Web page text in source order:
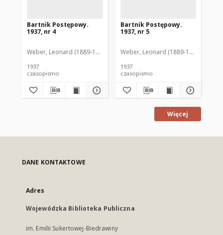
Bartnik Postępowy.
1937, nr 4
Weber, Leonard (1889-1975). Red. Ciesielski, Teofil (1846-1916). Red.
1937
czasopismo
Bartnik Postępowy.
1937, nr 5
Weber, Leonard (1889-1975). Red.
1937
czasopismo
Więcej
DANE KONTAKTOWE
Adres
Wojewódzka Biblioteka Publiczna
im. Emilii Sukertowej-Biedrawiny